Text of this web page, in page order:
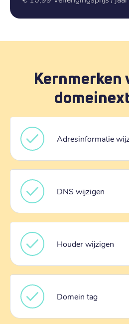
Kernmerken
Adresinformatie
DNS wijzigen
Houder wijzigen
Domein tag